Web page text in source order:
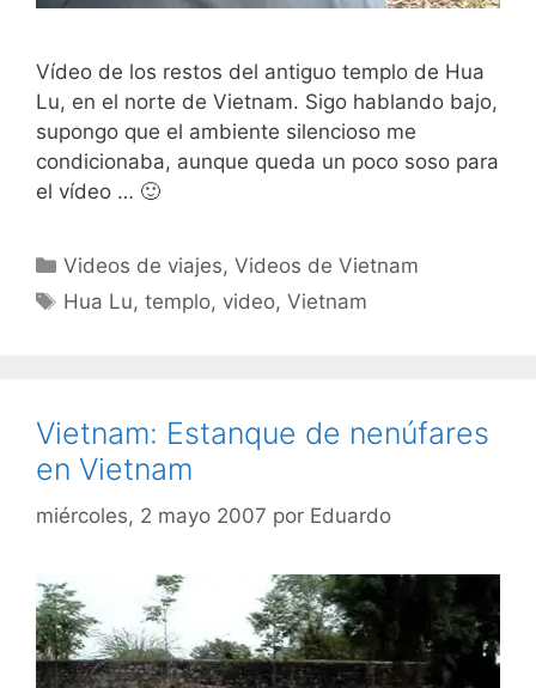
Vídeo de los restos del antiguo templo de Hua
Lu, en el norte de Vietnam. Sigo hablando bajo,
supongo que el ambiente silencioso me
condicionaba, aunque queda un poco soso para
el vídeo … 🙂
Categorías
Videos de viajes,Videos de Vietnam
Etiquetas
Hua Lu,templo, video,Vietnam
Vietnam: Estanque de nenúfares
en Vietnam
miércoles, 2 mayo 2007 por Eduardo